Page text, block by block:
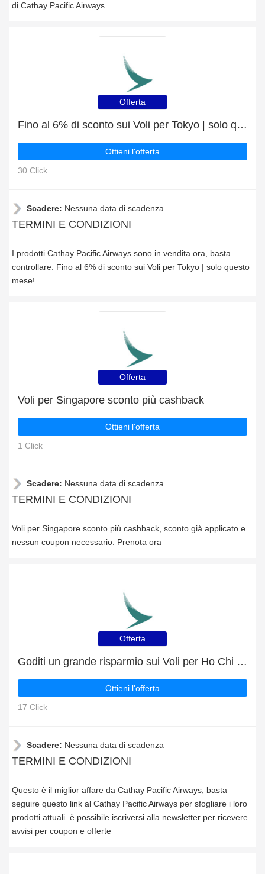
di Cathay Pacific Airways
Offerta
Fino al 6% di sconto sui Voli per Tokyo | solo questo mese!
Ottieni l'offerta
30 Click
Scadere: Nessuna data di scadenza
TERMINI E CONDIZIONI
I prodotti Cathay Pacific Airways sono in vendita ora, basta
controllare: Fino al 6% di sconto sui Voli per Tokyo | solo questo
mese!
Offerta
Voli per Singapore sconto più cashback
Ottieni l'offerta
1 Click
Scadere: Nessuna data di scadenza
TERMINI E CONDIZIONI
Voli per Singapore sconto più cashback, sconto già applicato e
nessun coupon necessario. Prenota ora
Offerta
Goditi un grande risparmio sui Voli per Ho Chi Minh City, oltre il 10% di sconto
Ottieni l'offerta
17 Click
Scadere: Nessuna data di scadenza
TERMINI E CONDIZIONI
Questo è il miglior affare da Cathay Pacific Airways, basta
seguire questo link al Cathay Pacific Airways per sfogliare i loro
prodotti attuali. è possibile iscriversi alla newsletter per ricevere
avvisi per coupon e offerte